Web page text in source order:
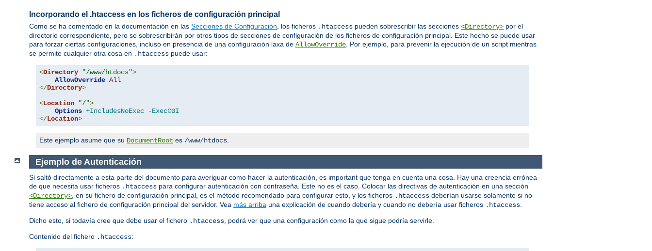
Incorporando el .htaccess en los ficheros de configuración principal
Como se ha comentado en la documentación en las Secciones de Configuración , los ficheros .htaccess pueden sobrescribir las secciones <Directory> por el
directorio correspondiente, pero se sobrescribirán por otros tipos de secciones de configuración de los ficheros de configuración principal. Este hecho se puede usar
para forzar ciertas configuraciones, incluso en presencia de una configuración laxa de AllowOverride . Por ejemplo, para prevenir la ejecución de un script mientras
se permite cualquier otra cosa en .htaccess puede usar:
<Directory "/www/htdocs">
AllowOverride All
</Directory>
<Location "/">
Options +IncludesNoExec
-ExecCGI
</Location>
Este ejemplo asume que su DocumentRoot es /www/htdocs
Ejemplo de Autenticación
Si saltó directamente a esta parte del documento para averiguar como hacer la autenticación, es important que tenga en cuenta una cosa. Hay una creencia errónea
de que necesita usar ficheros .htaccess para configurar autenticación con contraseña. Este no es el caso. Colocar las directivas de autenticación en una sección
<Directory>, en su fichero de configuración principal, es el método recomendado para configurar esto, y los ficheros .htaccess deberían usarse solamente si no
tiene acceso al fichero de configuración principal del servidor. Vea más arriba una explicación de cuando debería y cuando no debería usar ficheros .htaccess.
Dicho esto, si todavía cree que debe usar el fichero .htaccess, podrá ver que una configuración como la que sigue podría servirle.
Contenido del fichero .htaccess: